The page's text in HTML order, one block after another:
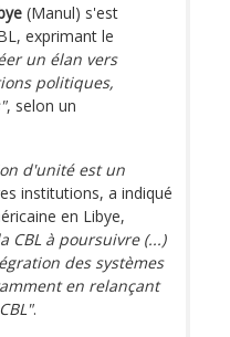
(Manul) s'est
exprimant le
un élan vers
politiques,
, selon un
d'unité est un
institutions, a indiqué
en Libye,
CBL à poursuivre (...)
des systèmes
en relançant
.